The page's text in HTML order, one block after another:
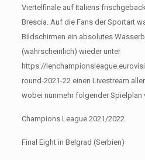
Viertelfinale auf Italiens
Brescia. Auf die Fans der Sportart
Bildschirmen ein absolutes
(wahrscheinlich) wieder unter
https://
round-2021-22 einen Livestream
wobei nunmehr folgender Spielplan
Champions League 2021/2022
Final Eight in Belgrad (Serbien)